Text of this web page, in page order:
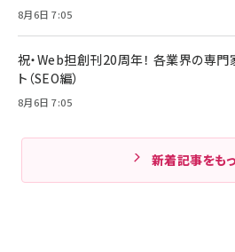
8月6日 7:05
祝・Web担創刊20周年！ 各業界の専門
ト（SEO編）
8月6日 7:05
新着記事をも